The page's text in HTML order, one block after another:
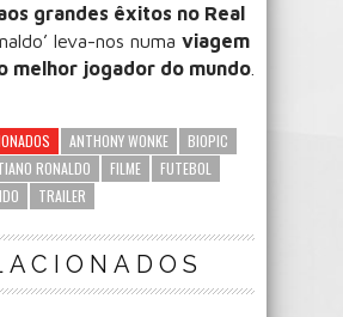
grandes êxitos no Real
leva-nos numa viagem
melhor jogador do mundo
ANTHONY WONKE
BIOPIC
RONALDO FILME
FUTEBOL
TRAILER